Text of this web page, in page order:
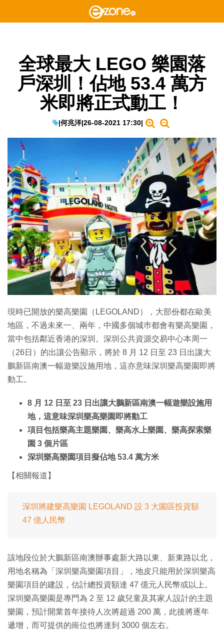
全球最大 LEGO 樂園落
戶深圳！佔地 53.4 萬方
米即將正式動工！
|何兆洋|26-08-2021 17:30|
現時已開放的樂高樂園（LEGOLAND），大部份都在歐美
地區，不過未來一、兩年，中國多個城巿都會有樂高樂園，
當中包括鄰近香港的深圳。深圳公共資源交易中心本周一
（26日）的出讓公告顯示，將於 8 月 12 日至 23 日出讓大
鵬新區南澳一幅遊樂設施用地，這亦意味深圳樂高樂園即將
動工。
8 月 12 日至 23 日出讓大鵬新區南澳一幅遊樂設施用
地，這意味深圳樂高樂園即將動工
項目包括樂高主題樂園、樂高水上樂園、樂高探索樂
園 3 個片區
深圳樂高樂園項目擬佔地 53.4 萬方米
【相關報道】
深圳將建樂高樂園 LEGOLAND 設 3 大園區投資額
47 億人民幣
該地段位於大鵬新區南澳辦事處新大路以東、新東路以北，
用地名稱為「深圳樂高樂園項目」，地皮只能用於深圳樂高
樂園項目的建設，估計總投資額達 47 億元人民幣或以上。
深圳樂高樂園是專門為 2 至 12 歲兒童及其家人設計的主題
樂園，預計開業首年接待人次將超過 200 萬，此後將逐年
遞增，而可提供的崗位也將達到 3000 個左右。